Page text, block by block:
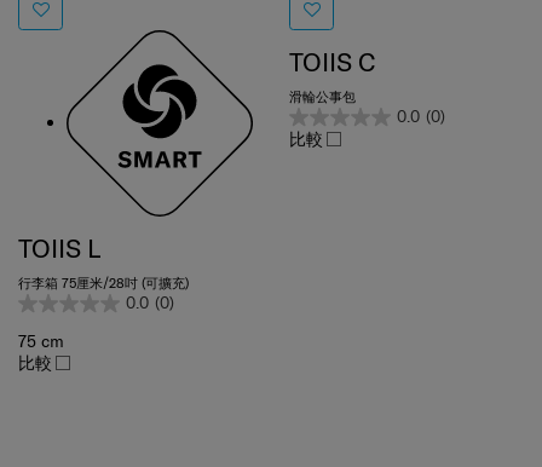
TOIIS L
行李箱 75厘米/28吋 (可擴充)
0.0 (0)
75 cm
比較
TOIIS C
滑輪公事包
0.0 (0)
比較